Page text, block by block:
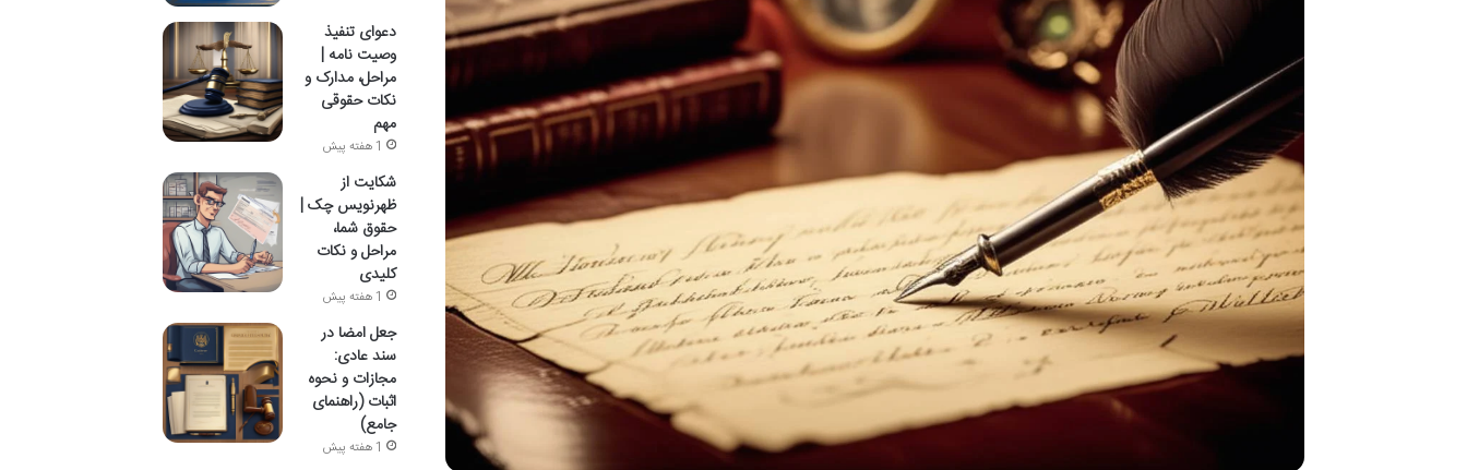
دعوای تنفیذ
وصیت نامه |
مراحل، مدارک و
نکات حقوقی
مهم
1 هفته پیش
شکایت از
ظهرنویس چک |
حقوق شما،
مراحل و نکات
کلیدی
1 هفته پیش
جعل امضا در
سند عادی:
مجازات و نحوه
اثبات (راهنمای
جامع)
1 هفته پیش